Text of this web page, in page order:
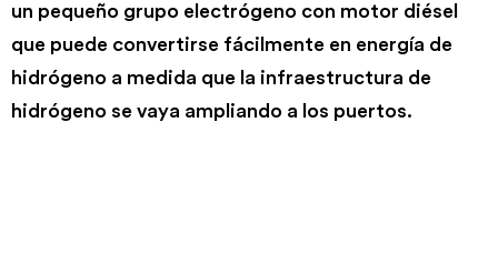
un pequeño grupo electrógeno con motor diésel
que puede convertirse fácilmente en energía de
hidrógeno a medida que la infraestructura de
hidrógeno se vaya ampliando a los puertos.